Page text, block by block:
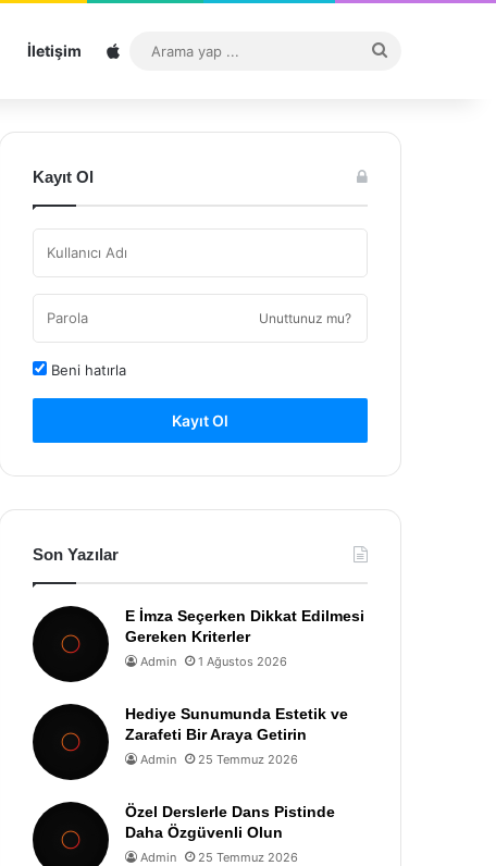
İletişim Sitemap
...
Kayıt Ol
Unuttunuz mu?
Beni hatırla
Kayıt Ol
Son Yazılar
E İmza Seçerken Dikkat Edilmesi
Gereken Kriterler
Admin 1 Ağustos 2026
Hediye Sunumunda Estetik ve
Zarafeti Bir Araya Getirin
Admin 25 Temmuz 2026
Özel Derslerle Dans Pistinde
Daha Özgüvenli Olun
Admin 25 Temmuz 2026